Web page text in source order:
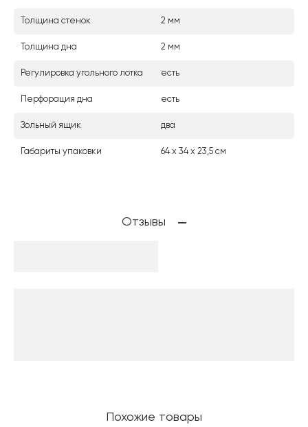
Толщина стенок 2 мм
Толщина дна 2 мм
Регулировка угольного лотка есть
Перфорация дна есть
Зольный ящик два
Габариты упаковки 64 х 34 х 23,5 см
Отзывы
Похожие товары